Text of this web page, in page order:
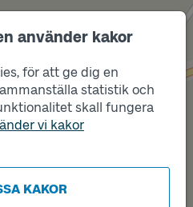
använder kakor
för att ge dig en
statistik och
skall fungera
vi kakor
KAKOR
A
B